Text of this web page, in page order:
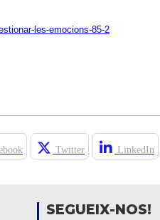
les-emocions-85-2
Twitter LinkedIn
SEGUEIX-NOS!